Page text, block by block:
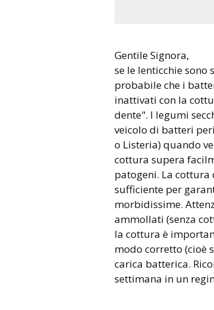
Gentile Signora,
se le lenticchie sono
probabile che i
inattivati con la
dente". I legumi
veicolo di batteri
o Listeria) quando
cottura supera
patogeni. La
sufficiente per
morbidissime.
ammollati (senza
la cottura è
modo corretto (cioè
carica batterica.
settimana in un